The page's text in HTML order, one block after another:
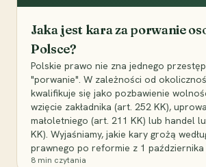
Jaka jest kara za porwanie
Polsce?
Polskie prawo nie zna jednego
"porwanie". W zależności od
kwalifikuje się jako pozbawienie
wzięcie zakładnika (art. 252 KK),
małoletniego (art. 211 KK) lub handel
KK). Wyjaśniamy, jakie kary grożą
prawnego po reformie z 1 października
8 min czytania